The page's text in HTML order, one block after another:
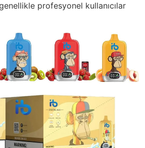
profesyonel kullanıcılar